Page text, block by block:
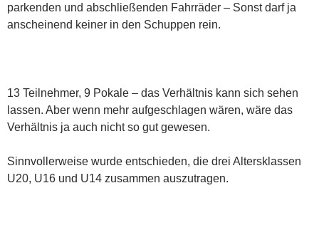
parkenden und abschließenden Fahrräder – Sonst darf ja
anscheinend keiner in den Schuppen rein.
13 Teilnehmer, 9 Pokale – das Verhältnis kann sich sehen
lassen. Aber wenn mehr aufgeschlagen wären, wäre das
Verhältnis ja auch nicht so gut gewesen.
Sinnvollerweise wurde entschieden, die drei Altersklassen
U20, U16 und U14 zusammen auszutragen.